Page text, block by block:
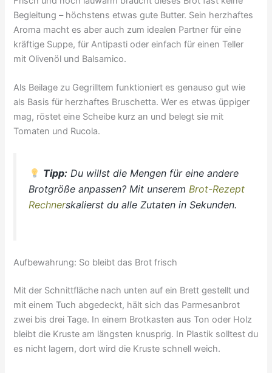
Begleitung – höchstens etwas gute Butter. Sein herzhaftes
Aroma macht es aber auch zum idealen Partner für eine
kräftige Suppe, für Antipasti oder einfach für einen Teller
mit Olivenöl und Balsamico.
Als Beilage zu Gegrilltem funktioniert es genauso gut wie
als Basis für herzhaftes Bruschetta. Wer es etwas üppiger
mag, röstet eine Scheibe kurz an und belegt sie mit
Tomaten und Rucola.
Tipp:Du willst die Mengen für eine andere
Brotgröße anpassen? Mit unseremBrot-Rezept
Rechnerskalierst du alle Zutaten in Sekunden.
Aufbewahrung: So bleibt das Brot frisch
Mit der Schnittfläche nach unten auf ein Brett gestellt und
mit einem Tuch abgedeckt, hält sich das Parmesanbrot
zwei bis drei Tage. In einem Brotkasten aus Ton oder Holz
bleibt die Kruste am längsten knusprig. In Plastik solltest du
es nicht lagern, dort wird die Kruste schnell weich.